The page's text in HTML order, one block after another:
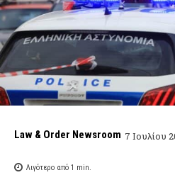
Law & Order Newsroom 7 Ιουλίου
Λιγότερο από 1 min.